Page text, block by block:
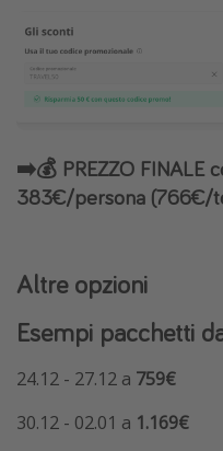
➡️💰 PREZZO FINALE
383€/persona (766€/
Altre opzioni
Esempi pacchetti
24.12 - 27.12 a 759€
30.12 - 02.01 a 1.169€